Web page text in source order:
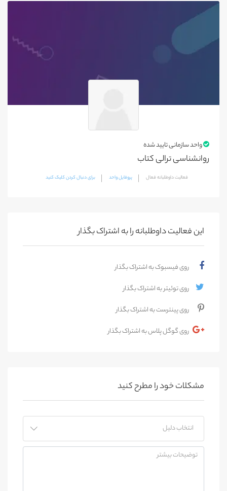
واحد سازمانی تایید شده
روانشناسی ترالی کتاب
فعالیت داوطلبانه فعال پروفایل واحد برای دنبال کردن کلیک کنید
این فعالیت‌ داوطلبانه را به اشتراک بگذار
روی فیسبوک به اشتراک بگذار
روی توئیتر به اشتراک بگذار
روی پینترست به اشتراک بگذار
روی گوگل پلاس به اشتراک بگذار
مشکلات خود را مطرح کنید